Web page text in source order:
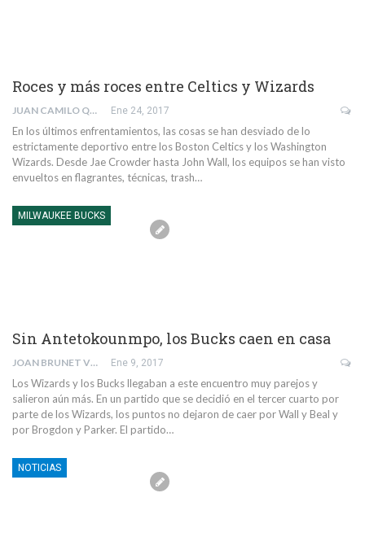
Roces y más roces entre Celtics y Wizards
JUAN CAMILO QUINTERO RIVERA Ene 24, 2017
En los últimos enfrentamientos, las cosas se han desviado de lo
estrictamente deportivo entre los Boston Celtics y los Washington
Wizards. Desde Jae Crowder hasta John Wall, los equipos se han visto
envueltos en flagrantes, técnicas, trash…
MILWAUKEE BUCKS
Sin Antetokounmpo, los Bucks caen en casa
JOAN BRUNET VERDAGUER Ene 9, 2017
Los Wizards y los Bucks llegaban a este encuentro muy parejos y
salieron aún más. En un partido que se decidió en el tercer cuarto por
parte de los Wizards, los puntos no dejaron de caer por Wall y Beal y
por Brogdon y Parker. El partido…
NOTICIAS